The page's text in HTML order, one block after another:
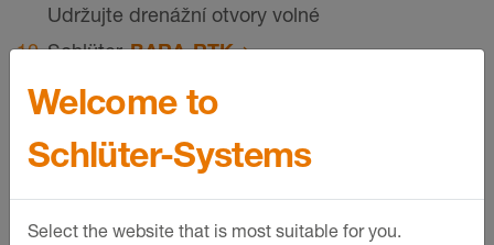
Udržujte drenážní otvory volné
Schlüter-BARA-RTK
Schlüter-
BARIN
Okrajová fošna
Welcome to
Schlüter-Systems
Select the website that is most suitable for you.